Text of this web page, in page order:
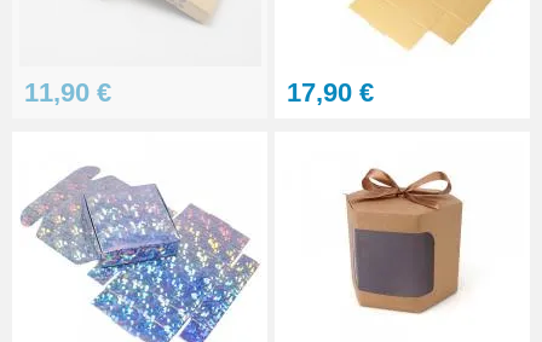
11,90 € 17,90 €